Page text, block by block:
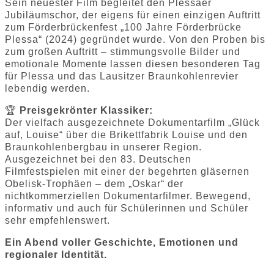
Sein neuester Film begleitet den Plessaer
Jubiläumschor, der eigens für einen einzigen Auftritt
zum Förderbrückenfest „100 Jahre Förderbrücke
Plessa“ (2024) gegründet wurde. Von den Proben bis
zum großen Auftritt – stimmungsvolle Bilder und
emotionale Momente lassen diesen besonderen Tag
für Plessa und das Lausitzer Braunkohlenrevier
lebendig werden.
🏆 Preisgekrönter Klassiker:
Der vielfach ausgezeichnete Dokumentarfilm „Glück
auf, Louise“ über die Brikettfabrik Louise und den
Braunkohlenbergbau in unserer Region.
Ausgezeichnet bei den 83. Deutschen
Filmfestspielen mit einer der begehrten gläsernen
Obelisk-Trophäen – dem „Oskar“ der
nichtkommerziellen Dokumentarfilmer. Bewegend,
informativ und auch für Schülerinnen und Schüler
sehr empfehlenswert.
Ein Abend voller Geschichte, Emotionen und
regionaler Identität.